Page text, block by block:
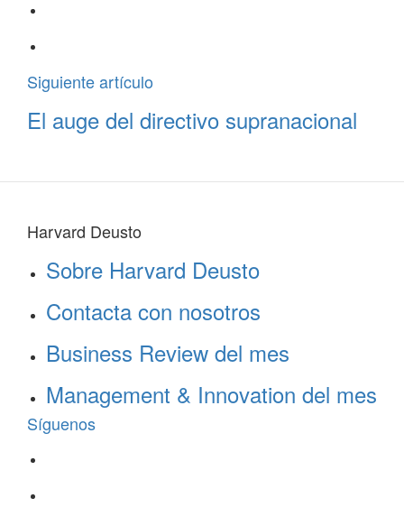
Siguiente artículo
El auge del directivo supranacional
Harvard Deusto
Sobre Harvard Deusto
Contacta con nosotros
Business Review del mes
Management & Innovation del mes
Síguenos